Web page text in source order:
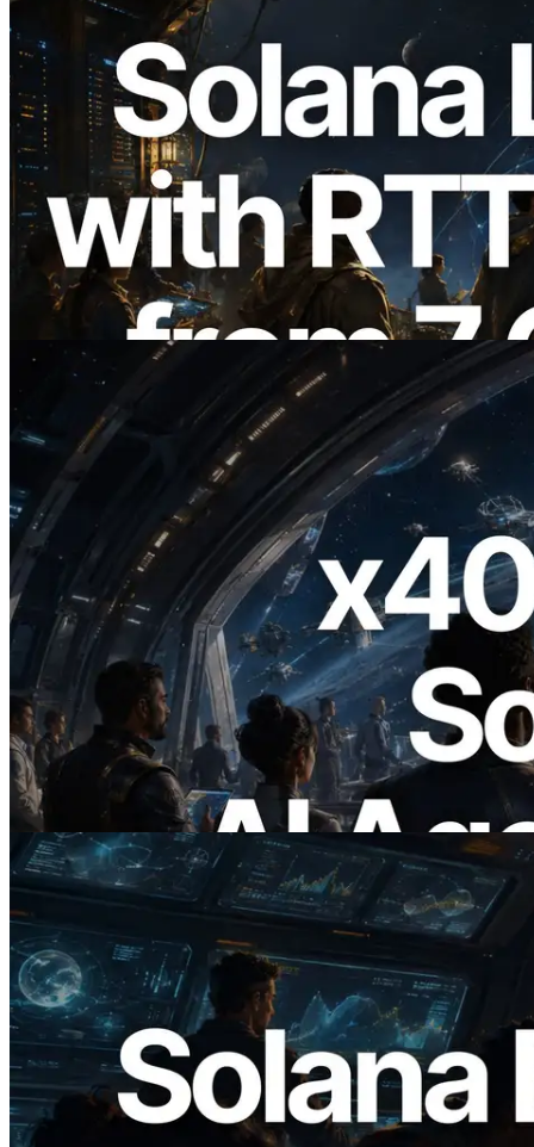
2026.08.05
ERPC expande a Solana Leader Slot API
com medição de ping a partir de 7 regiões
globais — Validators Information API
também lançada
2026.07.04
ERPC lança Solana RPC com suporte a
x402 — A era em que agentes de IA
pagam sob demanda pelas APIs de que
precisam
Ler este artigo
2026.05.24